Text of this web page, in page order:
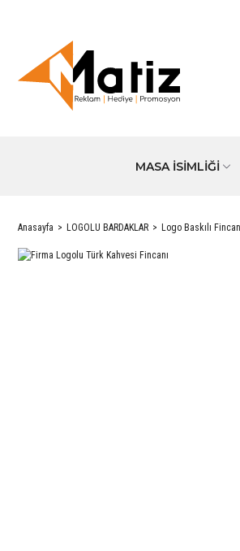
MASA İSİMLİĞİ
Anasayfa LOGOLU BARDAKLAR Logo Baskılı Fincan